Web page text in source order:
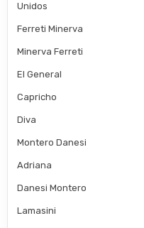
Unidos
Ferreti Minerva
Minerva Ferreti
El General
Capricho
Diva
Montero Danesi
Adriana
Danesi Montero
Lamasini